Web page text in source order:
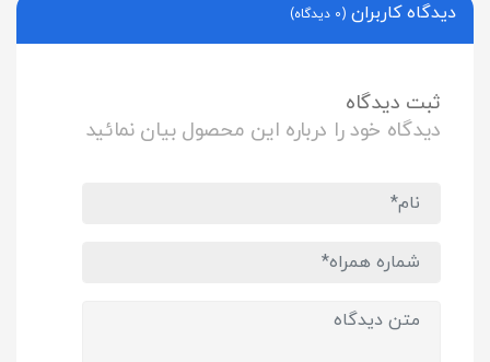
دیدگاه کاربران (0 دیدگاه)
ثبت دیدگاه
دیدگاه خود را درباره این محصول بیان نمائید